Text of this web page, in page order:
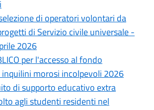
di operatori volontari da
di Servizio civile universale -
2026
per l'accesso al fondo
morosi incolpevoli 2026
di supporto educativo extra
agli studenti residenti nel